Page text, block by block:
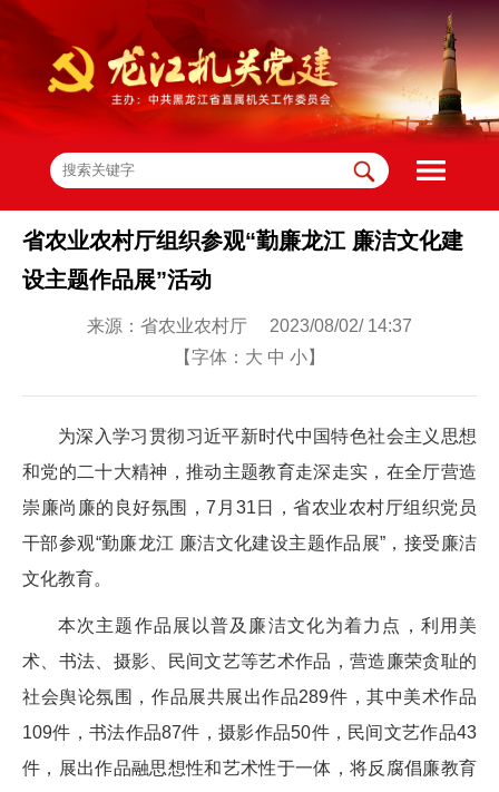
省农业农村厅组织参观“勤廉龙江 廉洁文化建
设主题作品展”活动
来源：省农业农村厅 2023/08/02/ 14:37
【字体： 大 中 小】
为深入学习贯彻习近平新时代中国特色社会主义思想
和党的二十大精神，推动主题教育走深走实，在全厅营造
崇廉尚廉的良好氛围，7月31日，省农业农村厅组织党员
干部参观“勤廉龙江 廉洁文化建设主题作品展”，接受廉洁
文化教育。
本次主题作品展以普及廉洁文化为着力点，利用美
术、书法、摄影、民间文艺等艺术作品，营造廉荣贪耻的
社会舆论氛围，作品展共展出作品289件，其中美术作品
109件，书法作品87件，摄影作品50件，民间文艺作品43
件，展出作品融思想性和艺术性于一体，将反腐倡廉教育